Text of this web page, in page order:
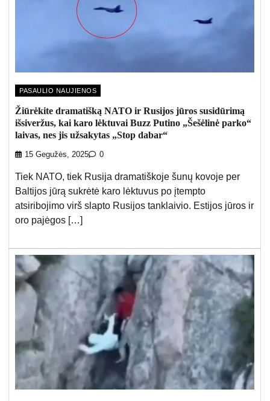
PASAULIO NAUJIENOS
Žiūrėkite dramatišką NATO ir Rusijos jūros susidūrimą
išsiveržus, kai karo lėktuvai Buzz Putino „Šešėlinė parko“
laivas, nes jis užsakytas „Stop dabar“
15 Gegužės, 2025 0
Tiek NATO, tiek Rusija dramatiškoje šunų kovoje per
Baltijos jūrą sukrėtė karo lėktuvus po įtempto
atsiribojimo virš slapto Rusijos tanklaivio. Estijos jūros ir
oro pajėgos […]